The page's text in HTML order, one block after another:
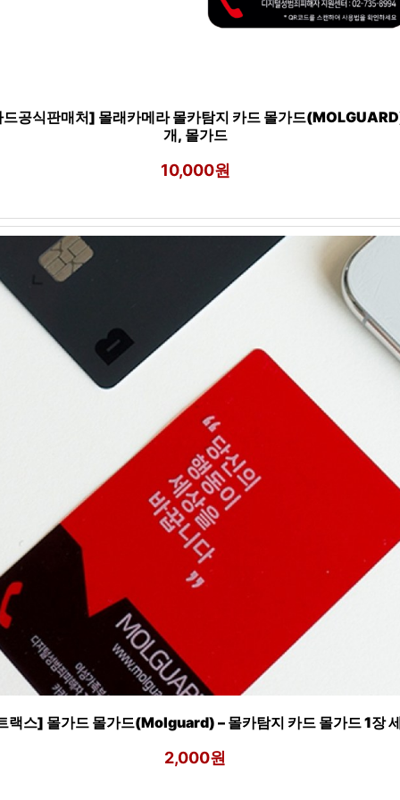
공식판매처] 몰래카메라 몰카탐지 카드 몰가드
개, 몰가드
10,000원
랙스] 몰가드 몰가드(Molguard) – 몰카탐지 카드 몰가드 1장
2,000원